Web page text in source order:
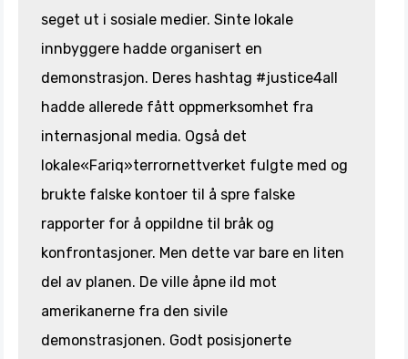
seget ut i sosiale medier. Sinte lokale
innbyggere hadde organisert en
demonstrasjon. Deres hashtag #justice4all
hadde allerede fått oppmerksomhet fra
internasjonal media. Også det
lokale«Fariq»terrornettverket fulgte med og
brukte falske kontoer til å spre falske
rapporter for å oppildne til bråk og
konfrontasjoner. Men dette var bare en liten
del av planen. De ville åpne ild mot
amerikanerne fra den sivile
demonstrasjonen. Godt posisjonerte